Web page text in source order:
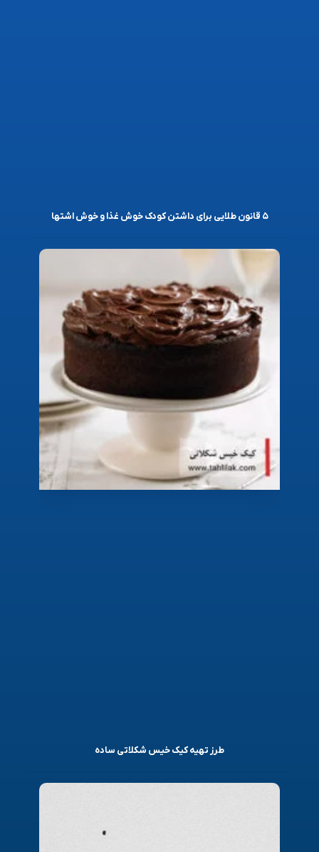
۵ قانون طلایی برای داشتن کودک خوش غذا و خوش اشتها
طرز تهیه کیک خیس شکلاتی ساده